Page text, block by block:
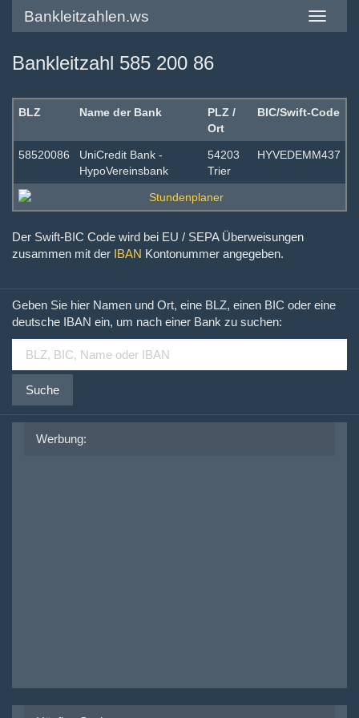
Toggle
Bankleitzahlen.ws
Bankleitzahl 585 200 86
BLZ Name der Bank
PLZ /
Ort
BIC/Swift-Code
58520086
UniCredit Bank -
HypoVereinsbank
54203
Trier
HYVEDEMM437
Der Swift-BIC Code wird bei EU / SEPA Überweisungen
zusammen mit der IBAN Kontonummer angegeben.
Geben Sie hier Namen und Ort, eine BLZ, einen BIC oder eine
deutsche IBAN ein, um nach einer Bank zu suchen:
Suche
Werbung: